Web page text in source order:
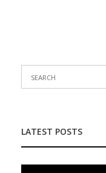
LATEST POSTS